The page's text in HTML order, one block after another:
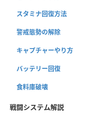
スタミナ回復方法
警戒態勢の解除
キャプチャーやり方
バッテリー回復
食料庫破壊
戦闘システム解説